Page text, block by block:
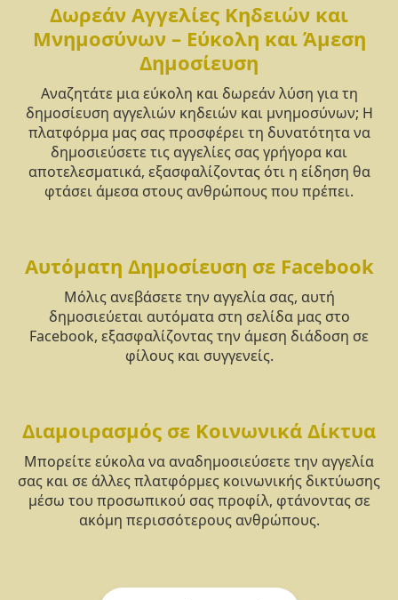
Δωρεάν Αγγελίες Κηδειών και
Μνημοσύνων – Εύκολη και Άμεση
Δημοσίευση
Αναζητάτε μια εύκολη και δωρεάν λύση για τη
δημοσίευση αγγελιών κηδειών και μνημοσύνων; Η
πλατφόρμα μας σας προσφέρει τη δυνατότητα να
δημοσιεύσετε τις αγγελίες σας γρήγορα και
αποτελεσματικά, εξασφαλίζοντας ότι η είδηση θα
φτάσει άμεσα στους ανθρώπους που πρέπει.
Αυτόματη Δημοσίευση σε Facebook
Μόλις ανεβάσετε την αγγελία σας, αυτή
δημοσιεύεται αυτόματα στη σελίδα μας στο
Facebook, εξασφαλίζοντας την άμεση διάδοση σε
φίλους και συγγενείς.
Διαμοιρασμός σε Κοινωνικά Δίκτυα
Μπορείτε εύκολα να αναδημοσιεύσετε την αγγελία
σας και σε άλλες πλατφόρμες κοινωνικής δικτύωσης
μέσω του προσωπικού σας προφίλ, φτάνοντας σε
ακόμη περισσότερους ανθρώπους.